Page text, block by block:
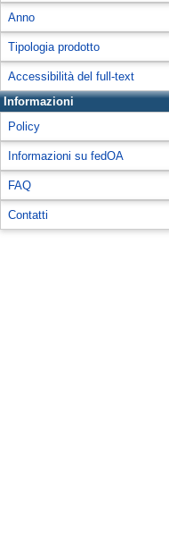
Anno
Tipologia prodotto
Accessibilità del full-text
Informazioni
Policy
Informazioni su fedOA
FAQ
Contatti